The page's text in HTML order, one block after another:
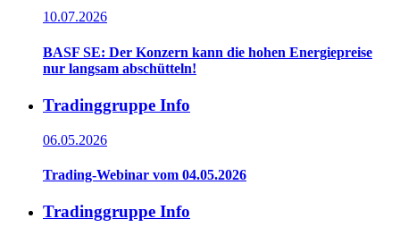
10.07.2026
BASF SE: Der Konzern kann die hohen Energiepreise
nur langsam abschütteln!
Tradinggruppe Info
06.05.2026
Trading-Webinar vom 04.05.2026
Tradinggruppe Info